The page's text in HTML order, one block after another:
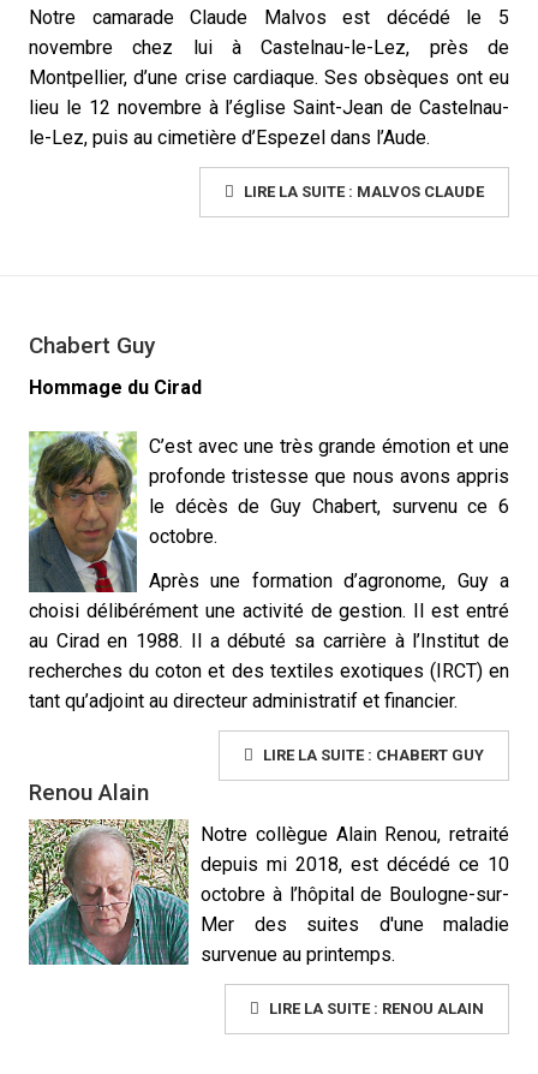
Notre camarade Claude Malvos est décédé le 5
novembre chez lui à Castelnau-le-Lez, près de
Montpellier, d’une crise cardiaque. Ses obsèques ont eu
lieu le 12 novembre à l’église Saint-Jean de Castelnau-
le-Lez, puis au cimetière d’Espezel dans l’Aude.
LIRE LA SUITE : MALVOS CLAUDE
Chabert Guy
Hommage du Cirad
C’est avec une très grande émotion et une
profonde tristesse que nous avons appris
le décès de Guy Chabert, survenu ce 6
octobre.
Après une formation d’agronome, Guy a
choisi délibérément une activité de gestion. Il est entré
au Cirad en 1988. Il a débuté sa carrière à l’Institut de
recherches du coton et des textiles exotiques (IRCT) en
tant qu’adjoint au directeur administratif et financier.
LIRE LA SUITE : CHABERT GUY
Renou Alain
Notre collègue Alain Renou, retraité
depuis mi 2018, est décédé ce 10
octobre à l’hôpital de Boulogne-sur-
Mer des suites d'une maladie
survenue au printemps.
LIRE LA SUITE : RENOU ALAIN